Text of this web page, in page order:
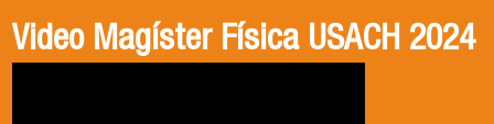
Video Magíster Física USACH 2024
Video Doctorado Física USACH